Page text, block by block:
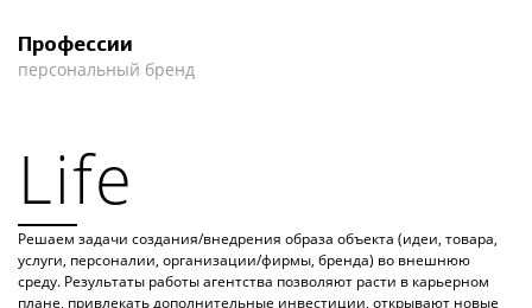
Профессии
персональный бренд
Life
Решаем задачи создания/внедрения образа объекта (идеи, товара,
услуги, персоналии, организации/фирмы, бренда) во внешнюю
среду. Результаты работы агентства позволяют расти в карьерном
плане, привлекать дополнительные инвестиции, открывают новые